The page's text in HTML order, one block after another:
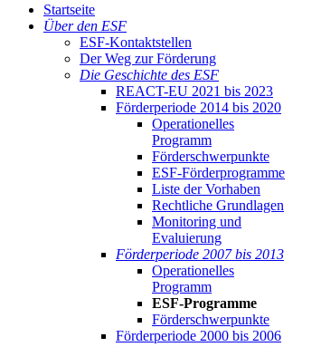
Start­sei­te
Über den ESF
ESF-Kon­takt­stel­len
Der Weg zur För­de­rung
Die Ge­schich­te des ESF
RE­ACT-EU 2021 bis 2023
För­der­pe­ri­ode 2014 bis 2020
Ope­ra­tio­nel­les
Pro­gramm
För­der­schwer­punk­te
ESF-För­der­pro­gram­me
Lis­te der Vor­ha­ben
Recht­li­che Grund­la­gen
Mo­ni­to­ring und
Eva­lu­ie­rung
För­der­pe­ri­ode 2007 bis 2013
Ope­ra­tio­nel­les
Pro­gramm
ESF-Pro­gram­me
För­der­schwer­punk­te
För­der­pe­ri­ode 2000 bis 2006